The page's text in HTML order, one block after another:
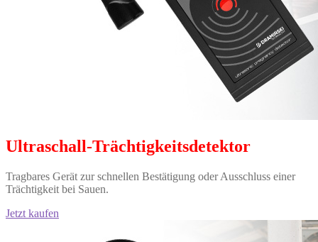
Ultraschall-Trächtigkeitsdetektor
Tragbares Gerät zur schnellen Bestätigung oder Ausschluss einer
Trächtigkeit bei Sauen.
Jetzt kaufen